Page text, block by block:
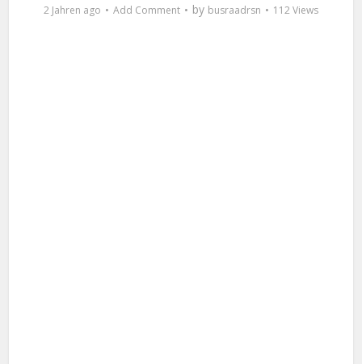
2 Jahren ago Add Comment by busraadrsn 112 Views